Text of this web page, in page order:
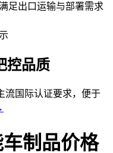
足出口运输与部署需求
控品质
流国际认证要求，便于
制品价格